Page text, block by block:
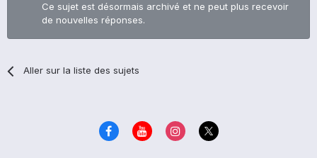
Ce sujet est désormais archivé et ne peut plus recevoir
de nouvelles réponses.
Aller sur la liste des sujets